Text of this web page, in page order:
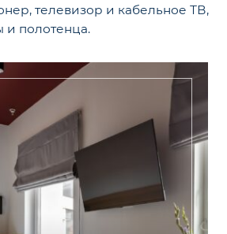
телевизор и кабельное ТВ,
и полотенца.